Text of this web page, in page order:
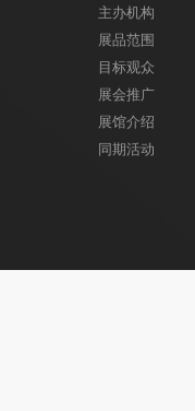
主办机构
展品范围
目标观众
展会推广
展馆介绍
同期活动